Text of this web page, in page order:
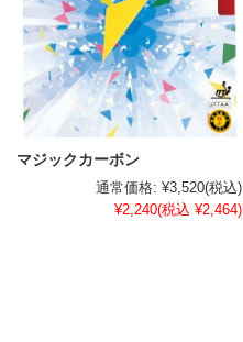
マジックカーボン
通常価格: ¥3,520(税込)
¥2,240(税込 ¥2,464)